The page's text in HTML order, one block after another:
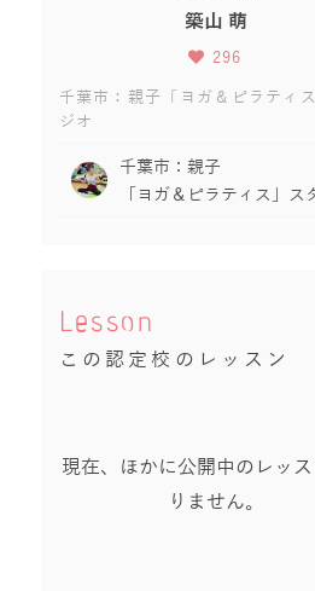
築山 萌
296
千葉市：親子「ヨガ＆ピラティ
ジオ
千葉市：親子
「ヨガ＆ピラティス」ス
Lesson
この認定校のレッスン
現在、ほかに公開中のレッ
りません。